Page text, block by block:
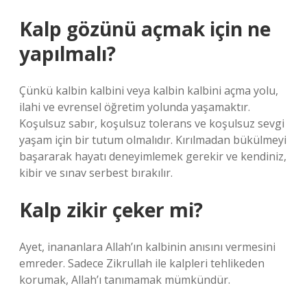
Kalp gözünü açmak için ne
yapılmalı?
Çünkü kalbin kalbini veya kalbin kalbini açma yolu,
ilahi ve evrensel öğretim yolunda yaşamaktır.
Koşulsuz sabır, koşulsuz tolerans ve koşulsuz sevgi
yaşam için bir tutum olmalıdır. Kırılmadan bükülmeyi
başararak hayatı deneyimlemek gerekir ve kendiniz,
kibir ve sınav serbest bırakılır.
Kalp zikir çeker mi?
Ayet, inananlara Allah’ın kalbinin anısını vermesini
emreder. Sadece Zikrullah ile kalpleri tehlikeden
korumak, Allah’ı tanımamak mümkündür.